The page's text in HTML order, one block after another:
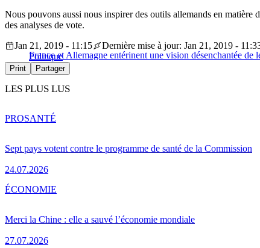
Nous pouvons aussi nous inspirer des outils allemands en matière
des analyses de vote.
France et Allemagne entérinent une vision désenchantée de
Jan 21, 2019 - 11:15
Dernière mise à jour: Jan 21, 2019 -
Politique
Print Partager
LES PLUS LUS
Sept pays votent contre le programme de santé de la Commission
24.07.2026
PROSANTÉ
Merci la Chine : elle a sauvé l’économie mondiale
27.07.2026
ÉCONOMIE